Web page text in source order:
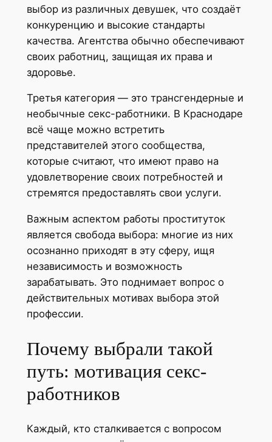
выбор из различных девушек, что создаёт
конкуренцию и высокие стандарты
качества. Агентства обычно обеспечивают
своих работниц, защищая их права и
здоровье.
Третья категория — это трансгендерные и
необычные секс-работники. В Краснодаре
всё чаще можно встретить
представителей этого сообщества,
которые считают, что имеют право на
удовлетворение своих потребностей и
стремятся предоставлять свои услуги.
Важным аспектом работы проституток
является свобода выбора: многие из них
осознанно приходят в эту сферу, ищя
независимость и возможность
зарабатывать. Это поднимает вопрос о
действительных мотивах выбора этой
профессии.
Почему выбрали такой
путь: мотивация секс-
работников
Каждый, кто сталкивается с вопросом